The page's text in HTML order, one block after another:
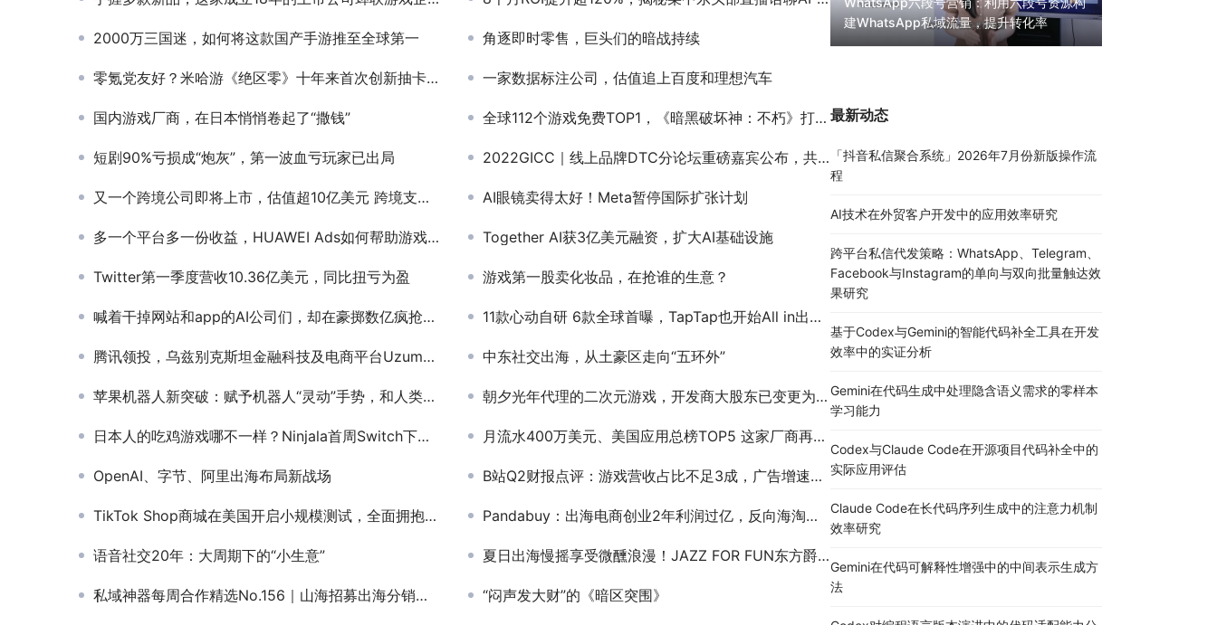
2000万三国迷，如何将这款国产手游推至全球第一 角逐即时零售，巨头们的暗战持续
零氪党友好？米哈游《绝区零》十年来首次创新抽卡机制 一家数据标注公司，估值追上百度和理想汽车
国内游戏厂商，在日本悄悄卷起了“撒钱” 全球112个游戏免费TOP1，《暗黑破坏神：不朽》打了漂亮的第一仗
短剧90%亏损成“炮灰”，第一波血亏玩家已出局 2022GICC｜线上品牌DTC分论坛重磅嘉宾公布，共话品牌出海新机遇新打法
又一个跨境公司即将上市，估值超10亿美元 跨境支付公司PingPong在第二期上市辅导中披露拟申报深圳证券交易所创业板上市。 图片 浙江证监局官网显示，1月11日，中信证券披露了关于杭州乒乓 AI眼镜卖得太好！Meta暂停国际扩张计划
多一个平台多一份收益，HUAWEI Ads如何帮助游戏开发者在HMS生态增收？ Together AI获3亿美元融资，扩大AI基础设施
Twitter第一季度营收10.36亿美元，同比扭亏为盈 游戏第一股卖化妆品，在抢谁的生意？
喊着干掉网站和app的AI公司们，却在豪掷数亿疯抢网址域名 11款心动自研 6款全球首曝，TapTap也开始All in出海了
腾讯领投，乌兹别克斯坦金融科技及电商平台Uzum获得7000万美元融资 中东社交出海，从土豪区走向“五环外”
苹果机器人新突破：赋予机器人“灵动”手势，和人类一样有魅力 朝夕光年代理的二次元游戏，开发商大股东已变更为腾讯
日本人的吃鸡游戏哪不一样？Ninjala首周Switch下载量超200万 月流水400万美元、美国应用总榜TOP5 这家厂商再乘AI风口延续爆款创造力
OpenAI、字节、阿里出海布局新战场 B站Q2财报点评：游戏营收占比不足3成，广告增速翻番
TikTok Shop商城在美国开启小规模测试，全面拥抱全托管模式 Pandabuy：出海电商创业2年利润过亿，反向海淘新风口？
语音社交20年：大周期下的“小生意” 夏日出海慢摇享受微醺浪漫！JAZZ FOR FUN东方爵士嘉年华携百+人脉只等你来！
私域神器每周合作精选No.156｜山海招募出海分销合作；寻西德葡法配音；寻东南亚印度拉美流量；需要广告代投合作 “闷声发大财”的《暗区突围》
建WhatsApp私域流量，提升转化率
最新动态
「抖音私信聚合系统」2026年7月份新版操作流
程
AI技术在外贸客户开发中的应用效率研究
跨平台私信代发策略：WhatsApp、Telegram、
Facebook与Instagram的单向与双向批量触达效
果研究
基于Codex与Gemini的智能代码补全工具在开发
效率中的实证分析
Gemini在代码生成中处理隐含语义需求的零样本
学习能力
Codex与Claude Code在开源项目代码补全中的
实际应用评估
Claude Code在长代码序列生成中的注意力机制
效率研究
Gemini在代码可解释性增强中的中间表示生成方
法